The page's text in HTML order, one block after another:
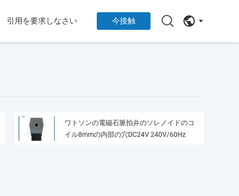
引用を要求しなさい 今接触
ワトソンの電磁石脈拍弁のソレノイドのコ
イル8mmの内部の穴DC24V 240V/60Hz